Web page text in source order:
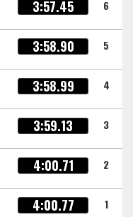
3:57.45 6
3:58.90 5
3:58.99 4
3:59.13 3
4:00.71 2
4:00.77 1